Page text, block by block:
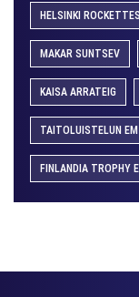
HELSINKI ROCKETTES
MAKAR SUNTSEV
KAISA ARRATEIG
TAITOLUISTELUN
FINLANDIA TROPHY